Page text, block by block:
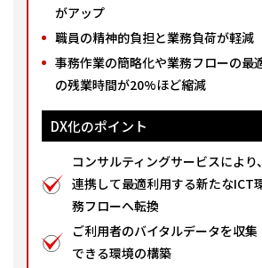
がアップ
職員の精神的負担と業務負荷が軽減
事務作業の簡略化や業務フローの最
の残業時間が20%ほど縮減
DX化のポイント
コンサルティングサービスによ
連携して最適利用する新たなICT
務フローへ転換
ご利用者のバイタルデータを収
できる環境の構築